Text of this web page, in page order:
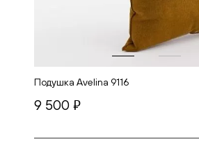
Подушка Avelina 9116
9 500 руб.